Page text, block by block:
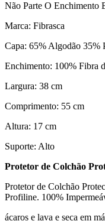
Não Parte O Enchimento
Marca: Fibrasca
Capa: 65% Algodão 35%
Enchimento: 100% Fibra
Largura: 38 cm
Comprimento: 55 cm
Altura: 17 cm
Suporte: Alto
Protetor de Colchão
Protetor de Colchão
Profiline. 100%
ácaros e lava e seca em